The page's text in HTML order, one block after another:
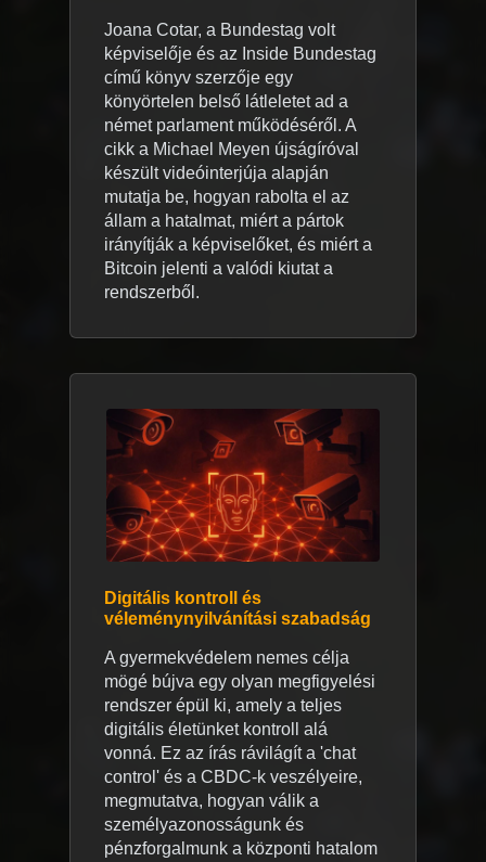
Joana Cotar, a Bundestag volt
képviselője és az Inside Bundestag
című könyv szerzője egy
könyörtelen belső látleletet ad a
német parlament működéséről. A
cikk a Michael Meyen újságíróval
készült videóinterjúja alapján
mutatja be, hogyan rabolta el az
állam a hatalmat, miért a pártok
irányítják a képviselőket, és miért a
Bitcoin jelenti a valódi kiutat a
rendszerből.
Digitális kontroll és
véleménynyilvánítási szabadság
A gyermekvédelem nemes célja
mögé bújva egy olyan megfigyelési
rendszer épül ki, amely a teljes
digitális életünket kontroll alá
vonná. Ez az írás rávilágít a 'chat
control' és a CBDC-k veszélyeire,
megmutatva, hogyan válik a
személyazonosságunk és
pénzforgalmunk a központi hatalom